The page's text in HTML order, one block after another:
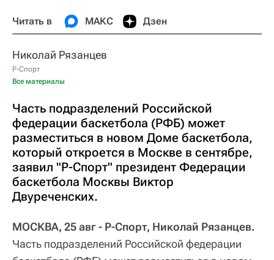
Читать в МАКС Дзен
Николай Рязанцев
Р-Спорт
Все материалы
Часть подразделений Российской
федерации баскетбола (РФБ) может
разместиться в новом Доме баскетбола,
который откроется в Москве в сентябре,
заявил "Р-Спорт" президент Федерации
баскетбола Москвы Виктор
Двуреченских.
МОСКВА, 25 авг - Р-Спорт, Николай Рязанцев.
Часть подразделений Российской федерации